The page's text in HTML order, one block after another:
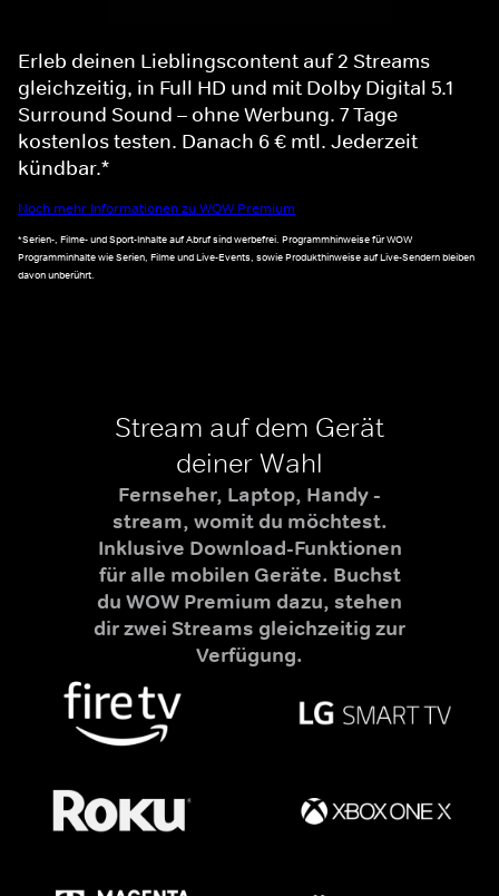
Erleb deinen Lieblingscontent auf 2 Streams
gleichzeitig, in Full HD und mit Dolby Digital 5.1
Surround Sound – ohne Werbung. 7 Tage
kostenlos testen. Danach 6 € mtl. Jederzeit
kündbar.*
Noch mehr Informationen zu WOW Premium
*Serien-, Filme- und Sport-Inhalte auf Abruf sind werbefrei. Programmhinweise für WOW
Programminhalte wie Serien, Filme und Live-Events, sowie Produkthinweise auf Live-Sendern bleiben
davon unberührt.
Stream auf dem Gerät
deiner Wahl
Fernseher, Laptop, Handy -
stream, womit du möchtest.
Inklusive Download-Funktionen
für alle mobilen Geräte. Buchst
du WOW Premium dazu, stehen
dir zwei Streams gleichzeitig zur
Verfügung.